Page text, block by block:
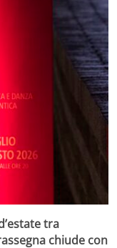
tra
chiude con